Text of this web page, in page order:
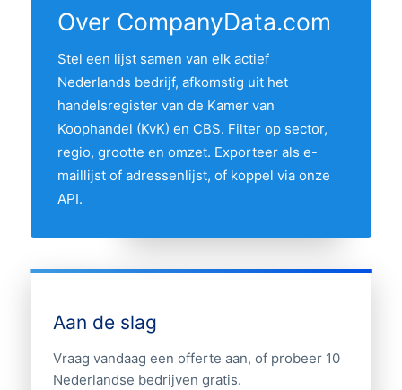
recente datum.
provincie met de meeste metaalbedrijven
is Zuid-Holland, gevolgd door de andere
Randstad-provincies. Gebruik de
interactieve kaart hierboven om twee
provincies te vergelijken op hun aandeel in
de markt.
Over CompanyData.com
Stel een lijst samen van elk actief
Nederlands bedrijf, afkomstig uit het
handelsregister van de Kamer van
Koophandel (KvK) en CBS. Filter op sector,
regio, grootte en omzet. Exporteer als e-
maillijst of adressenlijst, of koppel via onze
API.
Aan de slag
Vraag vandaag een offerte aan, of probeer 10
Nederlandse bedrijven gratis.